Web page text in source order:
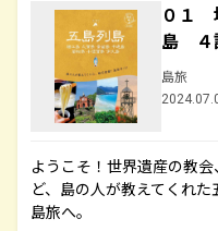
０１
島 ４
島旅
ようこそ！世界遺産の教
ど、島の人が教えてくれた
島旅へ。